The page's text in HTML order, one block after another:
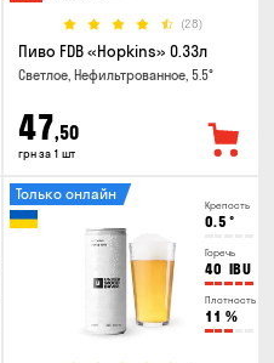
(28)
Пиво FDB «Hopkins» 0.33л
Светлое, Нефильтрованное, 5.5°
47,50
грн за 1 шт
Крепость
0.5 °
Горечь
40 IBU
Плотность
11 %
Только онлайн